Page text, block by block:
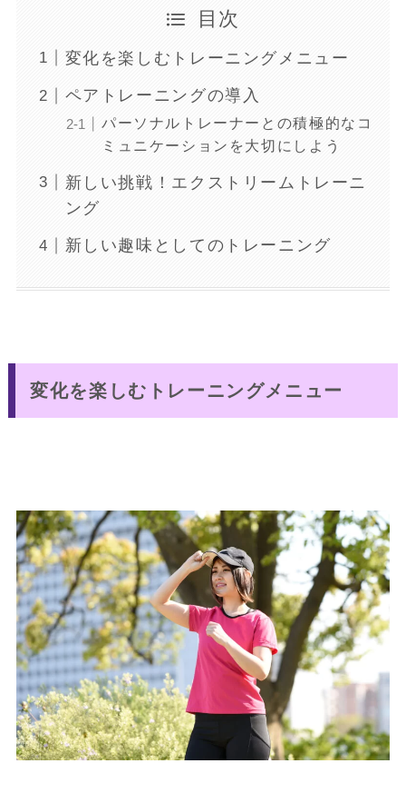
目次
変化を楽しむトレーニングメニュー
ペアトレーニングの導入
パーソナルトレーナーとの積極的なコ
ミュニケーションを大切にしよう
新しい挑戦！エクストリームトレーニ
ング
新しい趣味としてのトレーニング
変化を楽しむトレーニングメニュー